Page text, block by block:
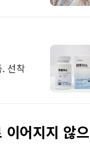
선착
이어지지 않으